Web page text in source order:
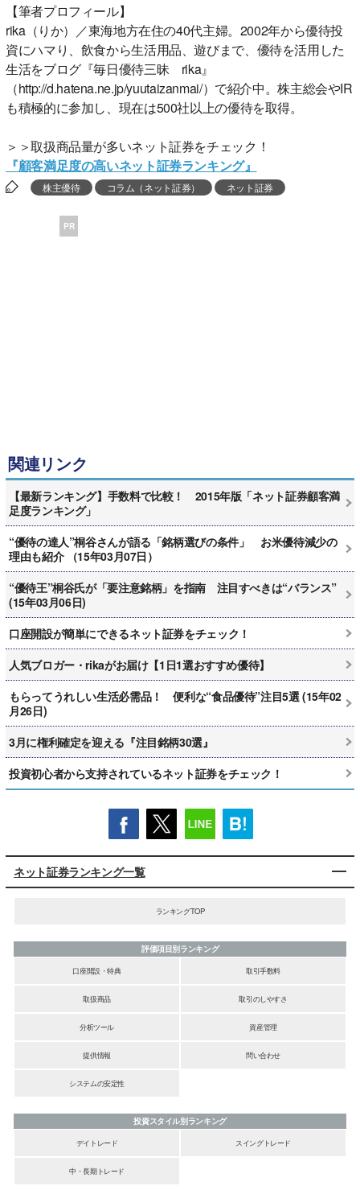
【筆者プロフィール】
rika（りか）／東海地方在住の40代主婦。2002年から優待投
資にハマり、飲食から生活用品、遊びまで、優待を活用した
生活をブログ『毎日優待三昧 rika』
（http://d.hatena.ne.jp/yuutaizanmai/）で紹介中。株主総会やIR
も積極的に参加し、現在は500社以上の優待を取得。
＞＞取扱商品量が多いネット証券をチェック！
『顧客満足度の高いネット証券ランキング』
株主優待 コラム（ネット証券） ネット証券
PR
関連リンク
【最新ランキング】手数料で比較！ 2015年版「ネット証券顧客満
足度ランキング」
“優待の達人”桐谷さんが語る「銘柄選びの条件」 お米優待減少の
理由も紹介 （15年03月07日）
“優待王”桐谷氏が「要注意銘柄」を指南 注目すべきは“バランス”
(15年03月06日)
口座開設が簡単にできるネット証券をチェック！
人気ブロガー・rikaがお届け【1日1選おすすめ優待】
もらってうれしい生活必需品！ 便利な“食品優待”注目5選 (15年02
月26日)
3月に権利確定を迎える『注目銘柄30選』
投資初心者から支持されているネット証券をチェック！
ネット証券ランキング一覧
ランキングTOP
評価項目別ランキング
口座開設・特典
取引手数料
取扱商品 取引のしやすさ
分析ツール 資産管理
提供情報 問い合わせ
システムの安定性
投資スタイル別ランキング
デイトレード
スイングトレード
中・長期トレード